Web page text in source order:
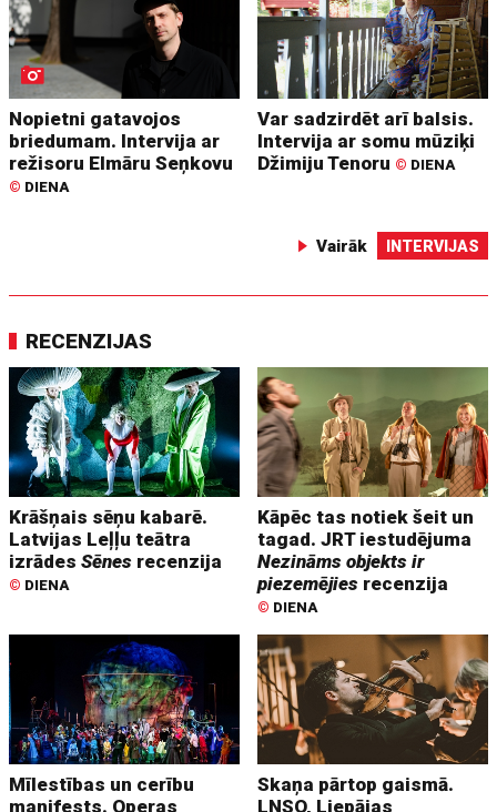
Nopietni gatavojos
briedumam. Intervija ar
režisoru Elmāru Seņkovu
© DIENA
Var sadzirdēt arī balsis.
Intervija ar somu mūziķi
Džimiju Tenoru © DIENA
Vairāk INTERVIJAS
RECENZIJAS
Krāšņais sēņu kabarē.
Latvijas Leļļu teātra
izrādesSēnes recenzija
© DIENA
Kāpēc tas notiek šeit un
tagad. JRT iestudējuma
Nezināms objekts ir
piezemējies recenzija
© DIENA
Mīlestības un cerību
manifests. Operas
Skaņa pārtop gaismā.
LNSO, Liepājas